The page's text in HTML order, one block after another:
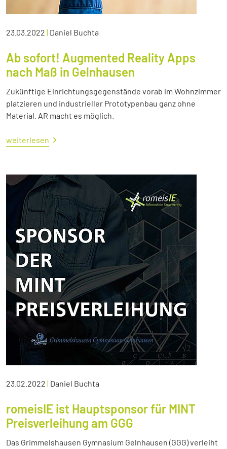
23.03.2022 | Daniel Buchta
Ab sofort! Augmented Reality Apps
nach Maß in Gelnhausen
Zukünftige Einrichtungsgegenstände vorab im Wohnzimmer
platzieren und industrieller Prototypenbau ganz ohne
Material. AR macht es möglich.
weiterlesen
23.02.2022 | Daniel Buchta
romeisIE ist Hauptsponsor für MINT
Preisverleihung am GGG
Das Grimmelshausen Gymnasium Gelnhausen (GGG) verleiht